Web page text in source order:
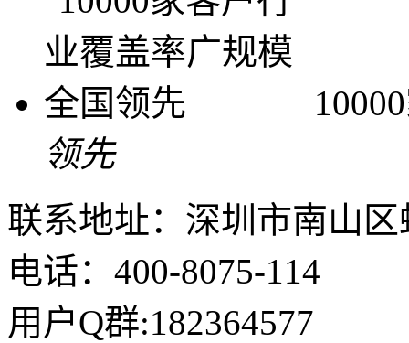
领先
联系地址：深圳市南山
电话：400-8075-114
用户Q群:182364577